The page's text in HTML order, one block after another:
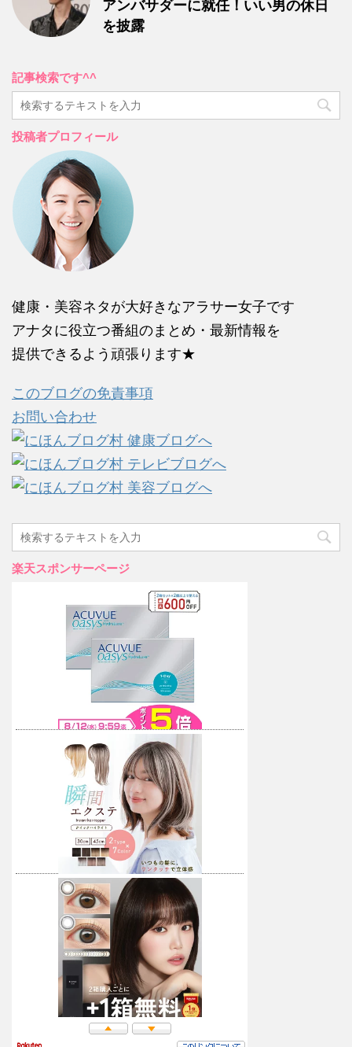
アンバサダーに就任！いい男の休日
を披露
記事検索です^^
投稿者プロフィール
健康・美容ネタが大好きなアラサー女子です
アナタに役立つ番組のまとめ・最新情報を
提供できるよう頑張ります★
このブログの免責事項
お問い合わせ
楽天スポンサーページ